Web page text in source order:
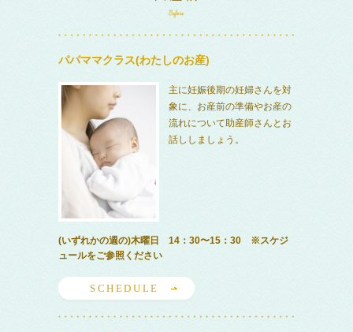
パパママクラス(わたしのお産)
主に妊娠後期の妊婦さんを対
象に、お産前の準備やお産の
流れについて助産師さんとお
話ししましょう。
(いずれかの週の)木曜日 14：30〜15：30 ※スケジ
ュールをご参照ください
SCHEDULE